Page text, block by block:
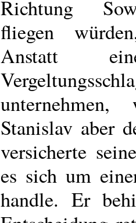
Richtung
fliegen
Anstatt
unternehmen,
Stanislav aber
versicherte
es sich um
handle. Er